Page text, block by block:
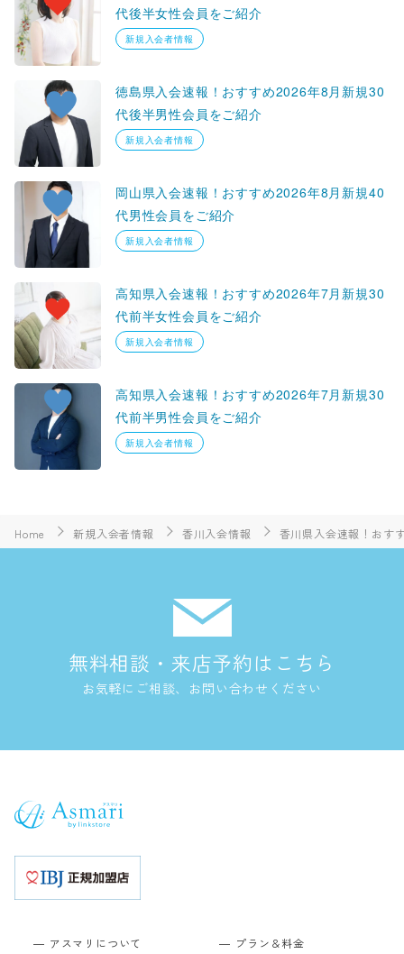
代後半女性会員をご紹介
新規入会者情報
徳島県入会速報！おすすめ2026年8月新規30
代後半男性会員をご紹介
新規入会者情報
岡山県入会速報！おすすめ2026年8月新規40
代男性会員をご紹介
新規入会者情報
高知県入会速報！おすすめ2026年7月新規30
代前半女性会員をご紹介
新規入会者情報
高知県入会速報！おすすめ2026年7月新規30
代前半男性会員をご紹介
新規入会者情報
Home 新規入会者情報 香川入会情報 香川県入会速報！おす
無料相談・来店予約はこちら
お気軽にご相談、お問い合わせください
アスマリについて プラン＆料金